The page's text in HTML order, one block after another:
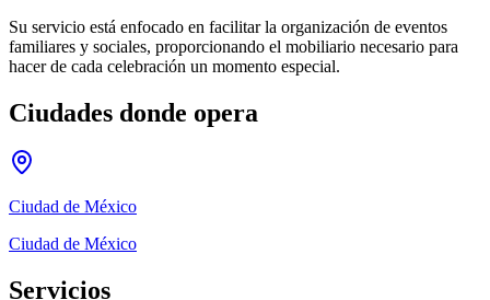
Su servicio está enfocado en facilitar la organización de eventos
familiares y sociales, proporcionando el mobiliario necesario para
hacer de cada celebración un momento especial.
Ciudades donde opera
Ciudad de México
Ciudad de México
Servicios